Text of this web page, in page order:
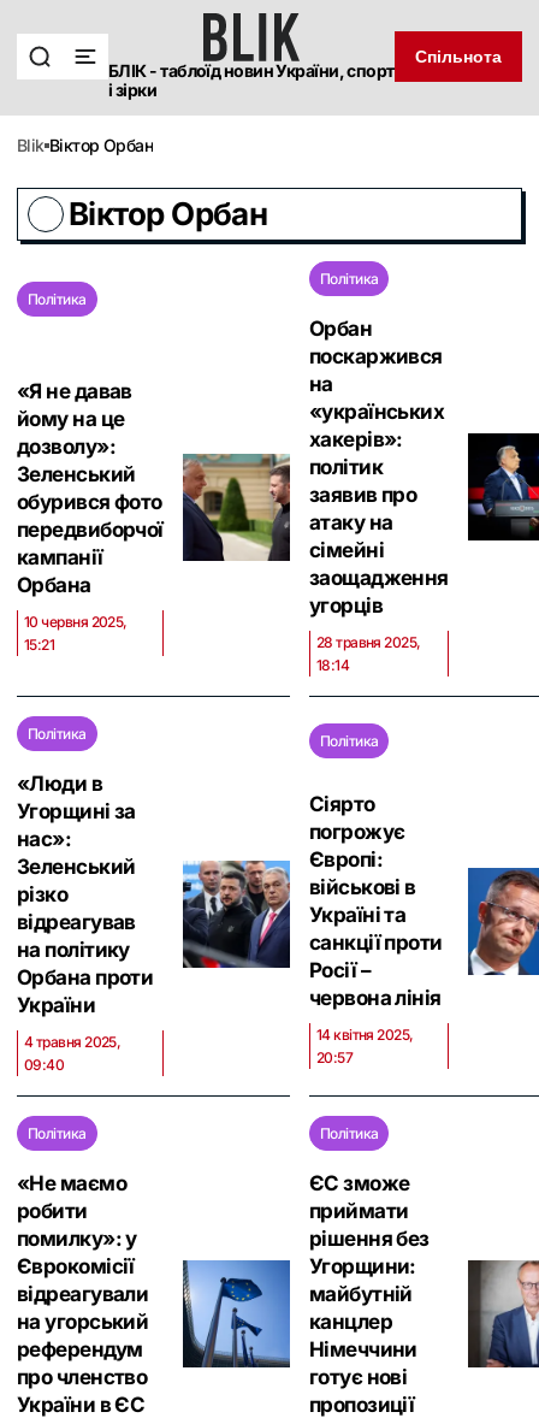
БЛІК - таблоїд новин України, спорт
і зірки
Спільнота
blik Віктор Орбан
Віктор Орбан
Політика
«Я не давав
йому на це
дозволу»:
Зеленський
обурився фото
передвиборчої
кампанії
Орбана
10 червня 2025,
15:21
Політика
Орбан
поскаржився
на
«українських
хакерів»:
політик
заявив про
атаку на
сімейні
заощадження
угорців
28 травня 2025,
18:14
Політика
«Люди в
Угорщині за
нас»:
Зеленський
різко
відреагував
на політику
Орбана проти
України
4 травня 2025,
09:40
Політика
Сіярто
погрожує
Європі:
військові в
Україні та
санкції проти
Росії –
червона лінія
14 квітня 2025,
20:57
Політика
«Не маємо
робити
помилку»: у
Єврокомісії
відреагували
на угорський
референдум
про членство
України в ЄС
Політика
ЄС зможе
приймати
рішення без
Угорщини:
майбутній
канцлер
Німеччини
готує нові
пропозиції